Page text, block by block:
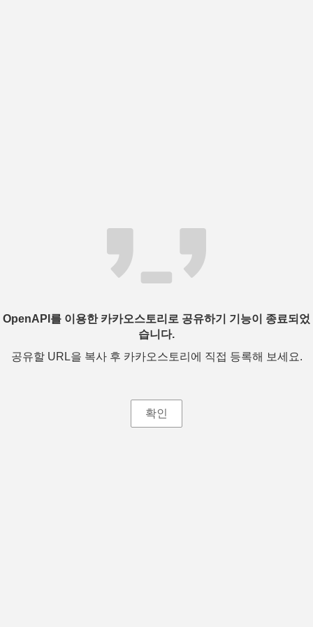
OpenAPI를 이용한 카카오스토리로 공유하기 기능이 종료되었
습니다.
공유할 URL을 복사 후 카카오스토리에 직접 등록해 보세요.
확인